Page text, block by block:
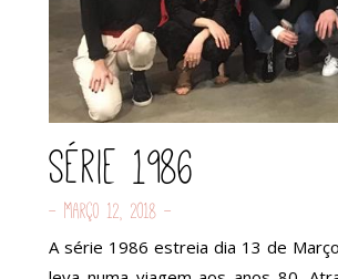
Série 1986
- Março 12, 2018 -
A série 1986 estreia dia 13 de